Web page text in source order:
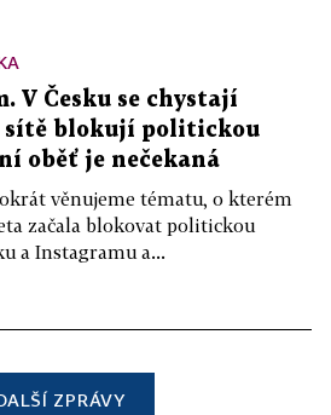
V Česku se chystají
sítě blokují politickou
oběť je nečekaná
věnujeme tématu, o kterém
začala blokovat politickou
a Instagramu a...
ZPRÁVY